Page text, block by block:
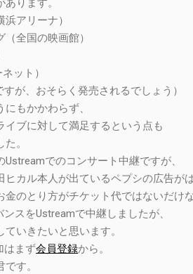
ります。
アリーナ）
（全国の映画館）
ット）
すが、おそらく発売されるでしょう）
もかかわらず、
イブに対して満足するという点も
。
でのコンサート中継ですが、
ヒカル本人が出ているペプシの広告が
金のとり方がチケット代ではないだけ
スをUstreamで中継しましたが、
いきたいと思います。
はまず会員登録から。
す。